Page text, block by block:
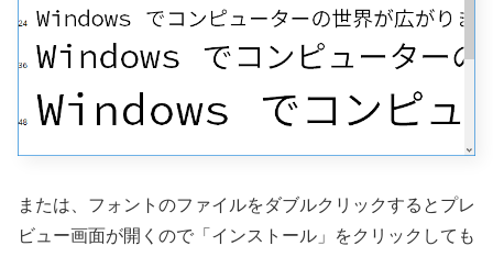
または、フォントのファイルをダブルクリックするとプレ
ビュー画面が開くので「インストール」をクリックしても